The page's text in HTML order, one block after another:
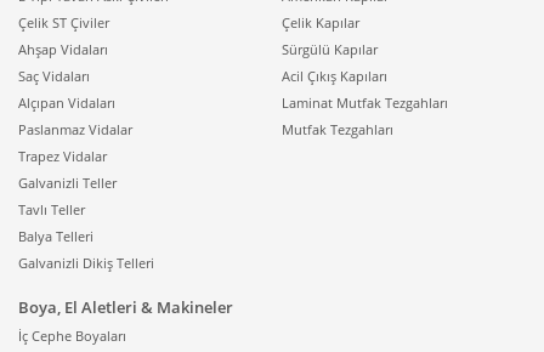
Çelik ST Çiviler
Ahşap Vidaları
Saç Vidaları
Alçıpan Vidaları
Paslanmaz Vidalar
Trapez Vidalar
Galvanizli Teller
Tavlı Teller
Balya Telleri
Galvanizli Dikiş Telleri
Çelik Kapılar
Sürgülü Kapılar
Acil Çıkış Kapıları
Laminat Mutfak Tezgahları
Mutfak Tezgahları
Boya, El Aletleri & Makineler
İç Cephe Boyaları